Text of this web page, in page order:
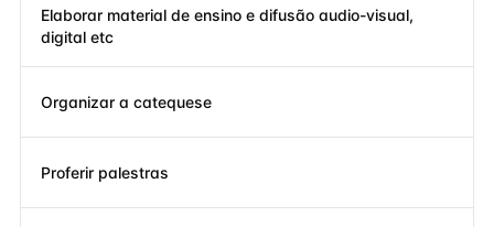
Elaborar material de ensino e difusão audio-visual,
digital etc
Organizar a catequese
Proferir palestras